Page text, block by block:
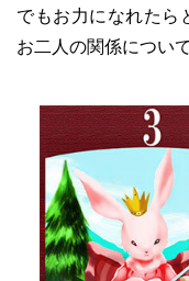
でもお力になれたら
お二人の関係につい